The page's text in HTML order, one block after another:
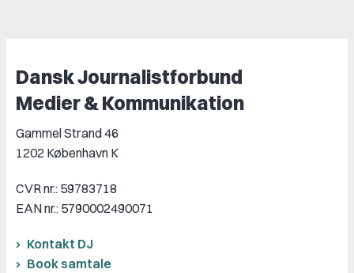
Dansk Journalistforbund
Medier & Kommunikation
Gammel Strand 46
1202 København K
CVR nr.: 59783718
EAN nr.: 5790002490071
Kontakt DJ
Book samtale